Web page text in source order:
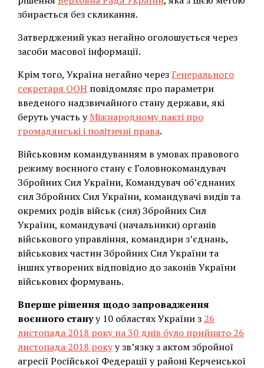
збирається без скликання.
Затверджений указ негайно оголошується через
засоби масової інформації.
Крім того, Україна негайно черезГенерального
секретаря ООН повідомляє про параметри
введеного надзвичайного стану держави, які
беруть участь уМіжнародному пакті про
громадянські і політичні права.
Військовим командуванням в умовах правового
режиму воєнного стану є Головнокомандувач
Збройних Сил України, Командувач об’єднаних
сил Збройних Сил України, командувачі видів та
окремих родів військ (сил) Збройних Сил
України, командувачі (начальники) органів
військового управління, командири з’єднань,
військових частин Збройних Сил України та
інших утворених відповідно до законів України
військових формувань.
Вперше рішення щодо запровадження
воєнного стануу 10 областях України з 26
листопада 2018 року на 30 днів було прийнято 26
листопада 2018 рокуу зв’язку з актом збройної
агресії Російської Федерації у районі Керченської